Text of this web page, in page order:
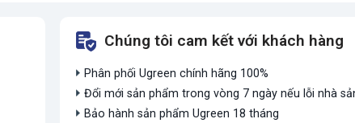
Chúng tôi cam kết với khách hàng
Phân phối Ugreen chính hãng 100%
Đổi mới sản phẩm trong vòng 7 ngày nếu lỗi nhà
Bảo hành sản phẩm Ugreen 18 tháng